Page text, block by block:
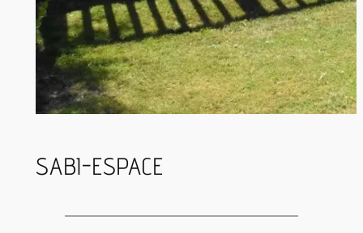
SABI-ESPACE